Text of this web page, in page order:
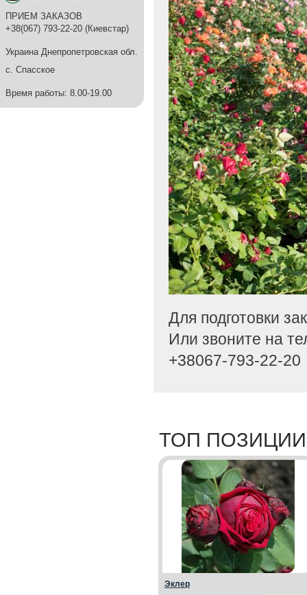
Для подготовки
Или звоните на
+38067-793-22-20
ТОП ПОЗИЦИИ
Эклер
ПРИЕМ ЗАКАЗОВ
+38(067) 793-22-20 (Киевстар)
Украина Днепропетровская обл.
с. Спасское
Время работы: 8.00-19.00